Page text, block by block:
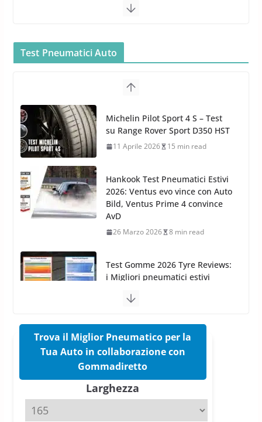
Car Care
26 Marzo 2025 2 min read
Azoto
26 Marzo 2025 2 min read
Test Pneumatici Auto
Hankook Test Pneumatici Estivi
2026: Ventus evo vince con Auto
Bild, Ventus Prime 4 convince
Test Gomme 2026 Tyre Reviews:
i Migliori pneumatici estivi
sportivi a confronto
Pirelli Cinturato 2026: due
confermano il salto tecnico del
Pirelli P Zero Trofeo RS: per
Tyre Reviews è la gomma semi-
slick da battere
Trova il Miglior Pneumatico per la
Tua Auto in collaborazione con
Gommadiretto
Larghezza